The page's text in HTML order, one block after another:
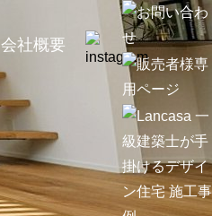
会社概要